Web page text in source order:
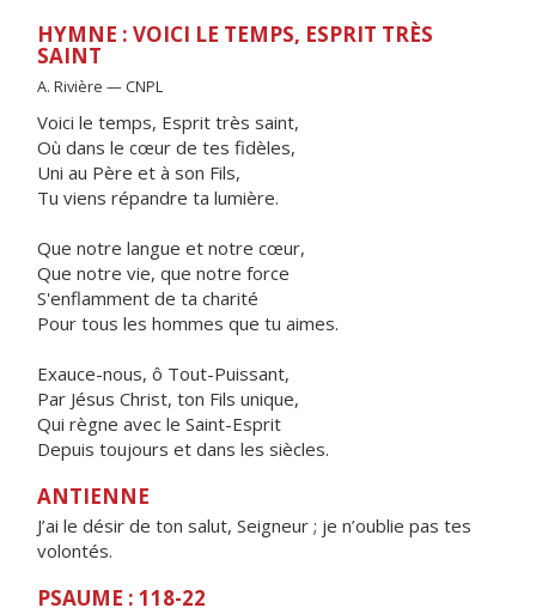
HYMNE : VOICI LE TEMPS, ESPRIT TRÈS
SAINT
A. Rivière — CNPL
Voici le temps, Esprit très saint,
Où dans le cœur de tes fidèles,
Uni au Père et à son Fils,
Tu viens répandre ta lumière.
Que notre langue et notre cœur,
Que notre vie, que notre force
S'enflamment de ta charité
Pour tous les hommes que tu aimes.
Exauce-nous, ô Tout-Puissant,
Par Jésus Christ, ton Fils unique,
Qui règne avec le Saint-Esprit
Depuis toujours et dans les siècles.
ANTIENNE
J’ai le désir de ton salut, Seigneur ; je n’oublie pas tes
volontés.
PSAUME : 118-22